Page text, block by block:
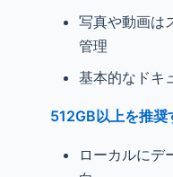
写真や動画は
管理
基本的なドキ
512GB以上を推奨
ローカルにデ